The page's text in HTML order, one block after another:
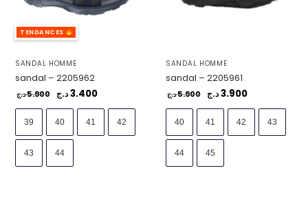
TENDANCES
SANDAL HOMME
sandal – 2205962
5.900د.ج 3.400د.ج
39 40 41 42
43 44
SANDAL HOMME
sandal – 2205961
5.900د.ج 3.900د.ج
40 41 42 43
44 45